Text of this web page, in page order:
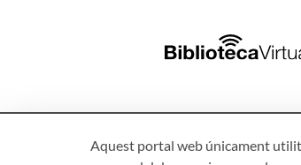
Aquest portal web únicament